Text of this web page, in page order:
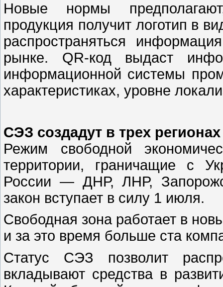
Новые нормы
продукция получит логотип в
распространяться
рынке. QR-код выдаст
информационной системы
характеристиках, уровне
СЭЗ создадут в трех
Режим свободной
территории, граничащие с
России — ДНР, ЛНР,
закон вступает в силу 1 июля.
Свободная зона работает в
и за это время больше ста
Статус СЭЗ позволит
вкладывают средства в